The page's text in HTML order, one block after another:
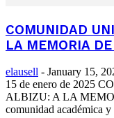
COMUNIDAD
LA MEMORIA
elausell - January 15,
15 de enero de 2025
ALBIZU: A LA
comunidad académica